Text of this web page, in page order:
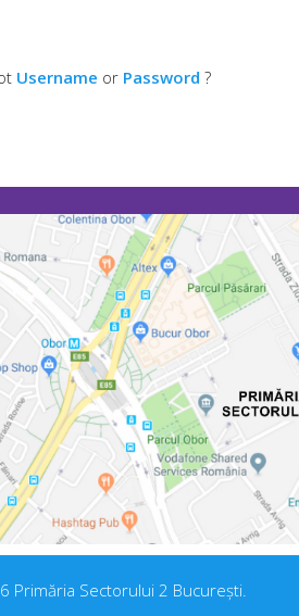
Username or Password ?
Primăria Sectorului 2 București.